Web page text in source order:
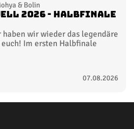
& Bolin
2026 - Halbfinale
haben wir wieder das legendäre
Im ersten Halbfinale
07.08.2026